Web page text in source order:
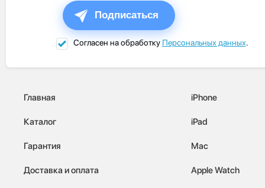
Подписаться
Согласен на обработку Персональных данных.
Главная
Каталог
Гарантия
Доставка и оплата
iPhone
iPad
Mac
Apple Watch